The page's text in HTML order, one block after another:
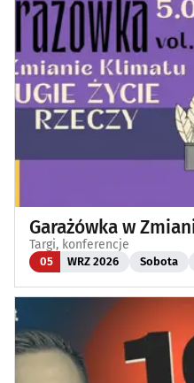
Garażówka w
Targi, konferencje
05 WRZ 2026 Sobota